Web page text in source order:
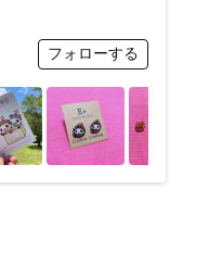
フォローする